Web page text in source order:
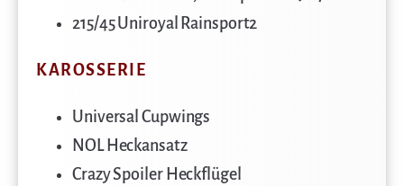
215/45 Uniroyal Rainsport2
KAROSSERIE
Universal Cupwings
NOL Heckansatz
Crazy Spoiler Heckflügel